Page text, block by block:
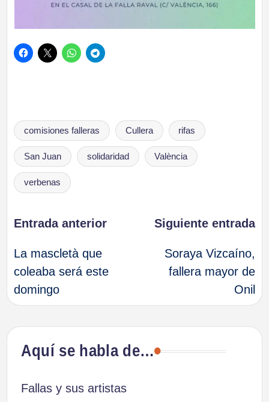
Etiquetas:
comisiones falleras Cullera rifas
San Juan solidaridad València
verbenas
Navegación
de
entradas
Entrada anterior
La mascletà que
coleaba será este
domingo
Siguiente entrada
Soraya Vizcaíno,
fallera mayor de
Onil
Aquí se habla de…
Fallas y sus artistas